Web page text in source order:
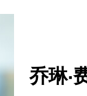
乔琳·